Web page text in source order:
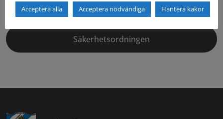
Tidigare versioner Nyheter
Säkerhetsordningen
Acceptera alla Acceptera nödvändiga Hantera kakor